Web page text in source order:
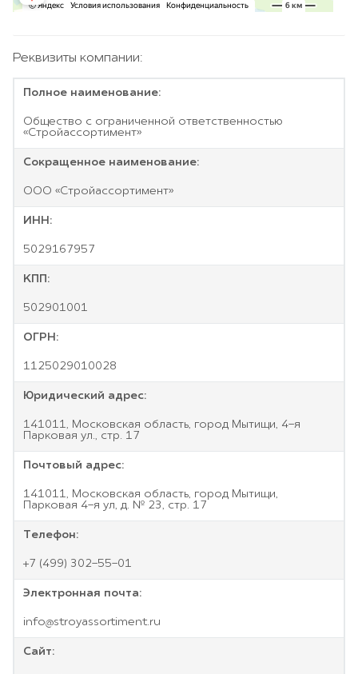
Реквизиты компании:
Полное наименование:
Общество с ограниченной ответственностью
«Стройассортимент»
Сокращенное наименование:
ООО «Стройассортимент»
ИНН:
5029167957
КПП:
502901001
ОГРН:
1125029010028
Юридический адрес:
141011, Московская область, город Мытищи, 4-я
Парковая ул., стр. 17
Почтовый адрес:
141011, Московская область, город Мытищи,
Парковая 4-я ул, д. № 23, стр. 17
Телефон:
+7 (499) 302-55-01
Электронная почта:
info@stroyassortiment.ru
Сайт: